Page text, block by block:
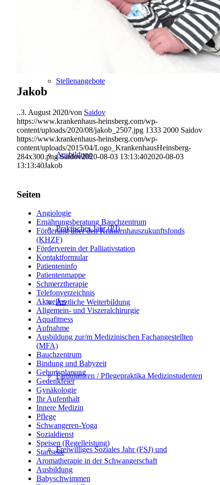
Weiterbildung in der Pflege
Stellenangebote
Ausbildung
Praktisches Jahr (PJ)
Ärztliche Weiterbildung
Famulaturen / Pflegepraktika Medizinstudenten
Freiwilliges Soziales Jahr (FSJ) und
Jakob
..3. August 2020/von Saidov
https://www.krankenhaus-heinsberg.com/wp-
content/uploads/2020/08/jakob_2507.jpg 1333 2000 Saidov
https://www.krankenhaus-heinsberg.com/wp-
content/uploads/2015/04/Logo_KrankenhausHeinsberg-
284x300.png Saidov2020-08-03 13:13:402020-08-03
13:13:40Jakob
Seiten
Angiologie
Ernährungsberatung Bauchzentrum
Förderung über den Krankenhauszukunftsfonds
(KHZF)
Förderverein der Palliativstation
Kontaktformular
Patienteninfo
Patientenmappe
Schmerztherapie
Telefonverzeichnis
Aktuelles
Allgemein- und Viszeralchirurgie
Aquafitness
Aufnahme
Ausbildung zur/m Medizinischen Fachangestellten
(MFA)
Bauchzentrum
Bindung und Babyzeit
Geburtsplanung
Gedenkfeier
Gynäkologie
Ihr Aufenthalt
Innere Medizin
Pflege
Schwangeren-Yoga
Sozialdienst
Speisen (Regelleistung)
Startseite
Aromatherapie in der Schwangerschaft
Ausbildung
Babyschwimmen